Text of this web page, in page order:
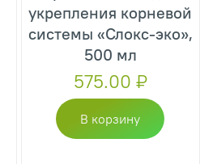
укрепления корневой
системы «Слокс-эко»,
500 мл
575.00 ₽
В корзину